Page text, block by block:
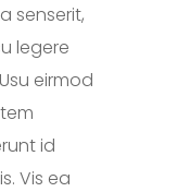
senserit,
legere
eirmod
id
Vis ea